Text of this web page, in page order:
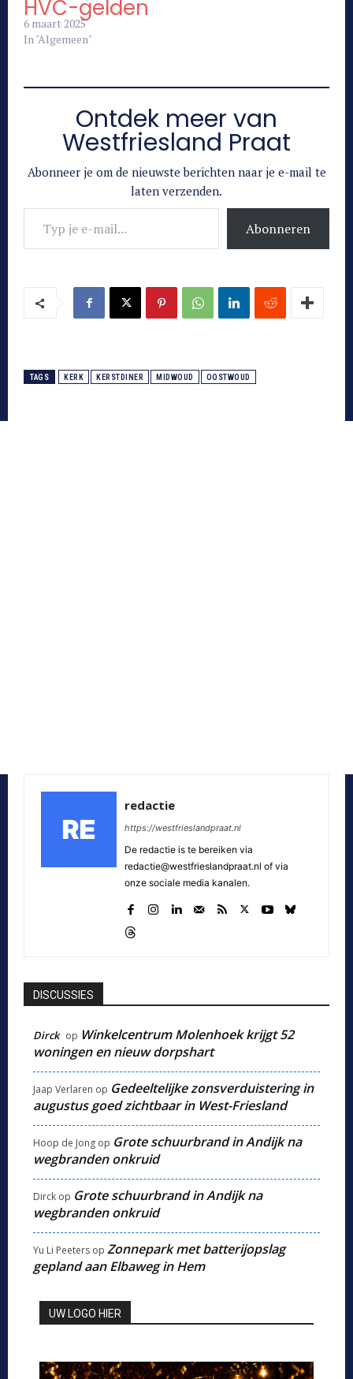
HVC-gelden
6 maart 2025
In "Algemeen"
Ontdek meer van
Westfriesland Praat
Abonneer je om de nieuwste berichten naar je e-mail te
laten verzenden.
Typ je e-mail...
Abonneren
TAGS KERK KERSTDINER MIDWOUD OOSTWOUD
redactie
https://westfrieslandpraat.nl
De redactie is te bereiken via
redactie@westfrieslandpraat.nl of via
onze sociale media kanalen.
DISCUSSIES
Dirck op Winkelcentrum Molenhoek krijgt 52
woningen en nieuw dorpshart
Jaap Verlaren op Gedeeltelijke zonsverduistering in
augustus goed zichtbaar in West-Friesland
Hoop de Jong op Grote schuurbrand in Andijk na
wegbranden onkruid
Dirck op Grote schuurbrand in Andijk na
wegbranden onkruid
Yu Li Peeters op Zonnepark met batterijopslag
gepland aan Elbaweg in Hem
UW LOGO HIER